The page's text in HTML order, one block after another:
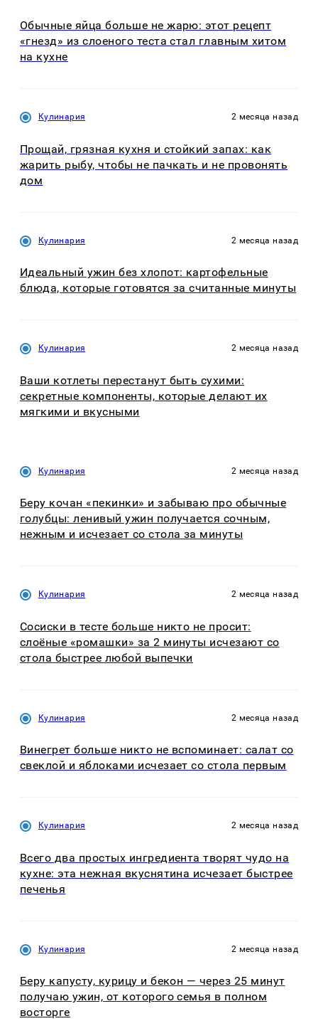
Обычные яйца больше не жарю: этот рецепт
«гнезд» из слоеного теста стал главным хитом
на кухне
Кулинария 2 месяца назад
Прощай, грязная кухня и стойкий запах: как
жарить рыбу, чтобы не пачкать и не провонять
дом
Кулинария 2 месяца назад
Идеальный ужин без хлопот: картофельные
блюда, которые готовятся за считанные минуты
Кулинария 2 месяца назад
Ваши котлеты перестанут быть сухими:
секретные компоненты, которые делают их
мягкими и вкусными
Кулинария 2 месяца назад
Беру кочан «пекинки» и забываю про обычные
голубцы: ленивый ужин получается сочным,
нежным и исчезает со стола за минуты
Кулинария 2 месяца назад
Сосиски в тесте больше никто не просит:
слоёные «ромашки» за 2 минуты исчезают со
стола быстрее любой выпечки
Кулинария 2 месяца назад
Винегрет больше никто не вспоминает: салат со
свеклой и яблоками исчезает со стола первым
Кулинария 2 месяца назад
Всего два простых ингредиента творят чудо на
кухне: эта нежная вкуснятина исчезает быстрее
печенья
Кулинария 2 месяца назад
Беру капусту, курицу и бекон — через 25 минут
получаю ужин, от которого семья в полном
восторге